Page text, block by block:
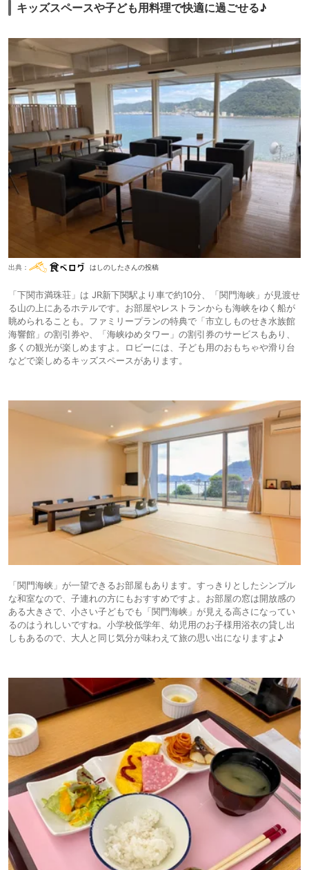
キッズスペースや子ども用料理で快適に過ごせる♪
出典： はしのしたさんの投稿
「下関市満珠荘」は JR新下関駅より⾞で約10分、「関⾨海峡」が見渡せ
る⼭の上にあるホテルです。お部屋やレストランからも海峡をゆく船が
眺められることも。ファミリープランの特典で「市立しものせき水族館
海響館」の割引券や、「海峡ゆめタワー」の割引券のサービスもあり、
多くの観光が楽しめますよ。ロビーには、⼦ども⽤のおもちゃや滑り台
などで楽しめるキッズスペースがあります。
「関門海峡」が一望できるお部屋もあります。すっきりとしたシンプル
な和室なので、子連れの方にもおすすめですよ。お部屋の窓は開放感の
ある大きさで、小さい子どもでも「関門海峡」が見える高さになってい
るのはうれしいですね。小学校低学年、幼児用のお子様用浴衣の貸し出
しもあるので、大人と同じ気分が味わえて旅の思い出になりますよ♪